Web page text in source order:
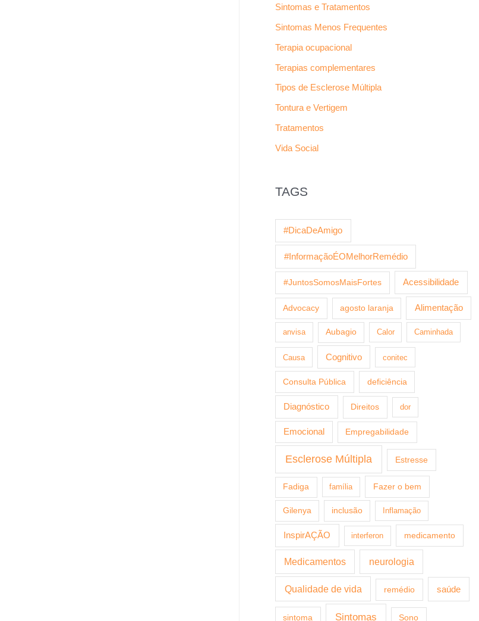
Sintomas e Tratamentos
Sintomas Menos Frequentes
Terapia ocupacional
Terapias complementares
Tipos de Esclerose Múltipla
Tontura e Vertigem
Tratamentos
Vida Social
TAGS
#DicaDeAmigo
#InformaçãoÉOMelhorRemédio
#JuntosSomosMaisFortes Acessibilidade
Advocacy agosto laranja Alimentação
anvisa Aubagio Calor Caminhada
Causa Cognitivo conitec
Consulta Pública deficiência
Diagnóstico Direitos dor
Emocional Empregabilidade
Esclerose Múltipla Estresse
Fadiga família Fazer o bem
Gilenya inclusão Inflamação
InspirAÇÃO interferon medicamento
Medicamentos neurologia
Qualidade de vida remédio saúde
sintoma Sintomas Sono